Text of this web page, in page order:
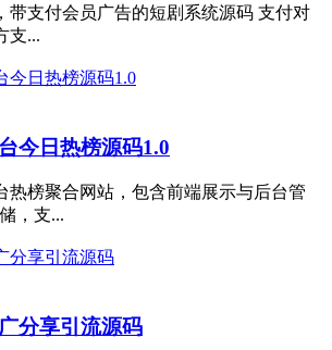
带支付会员广告的短剧系统源码 支付对
支...
今日热榜源码1.0
热榜聚合网站，包含前端展示与后台管
，支...
分享引流源码